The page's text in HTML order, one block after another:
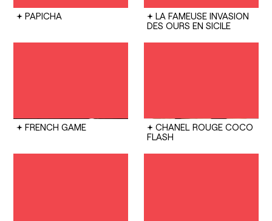
PAPICHA
LA FAMEUSE INVASION
DES OURS EN SICILE
FRENCH GAME CHANEL ROUGE COCO
FLASH